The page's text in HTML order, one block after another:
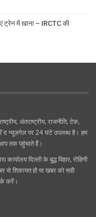
में खाना – IRCTC की
अंतराष्ट्रीय, राजनीति, टेक,
द न्यूज़गेल पर 24 घंटे उपलब्ध है। हम
तक पहुंचाते हैं।
दिल्ली के बुद्ध विहार, रोहिणी
से शिकायत हो या खबर को सही
करें।